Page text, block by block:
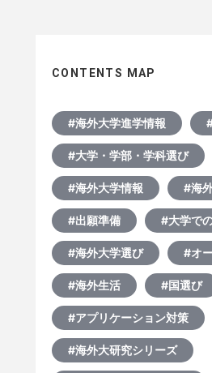
CONTENTS MAP
#海外大学進学情報
#大学・学部・学科選び
#海外大学情報 #海
#出願準備 #大学で
#海外大学選び #オ
#海外生活 #国選び
#アプリケーション対策
#海外大研究シリーズ